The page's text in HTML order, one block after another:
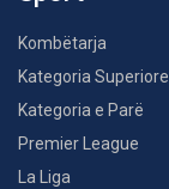
Kombëtarja
Kategoria Superiore
Kategoria e Parë
Premier League
La Liga